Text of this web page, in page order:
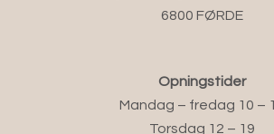
6800 FØRDE
Opningstider
Mandag – fredag 10 –
Torsdag 12 – 19